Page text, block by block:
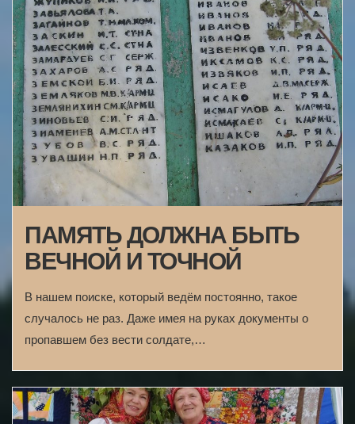
ПАМЯТЬ ДОЛЖНА БЫТЬ
ВЕЧНОЙ И ТОЧНОЙ
В нашем поиске, который ведём постоянно, такое
случалось не раз. Даже имея на руках документы о
пропавшем без вести солдате,…